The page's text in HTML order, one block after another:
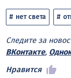
нет света
Следите за
ВКонтакте,
Нравится